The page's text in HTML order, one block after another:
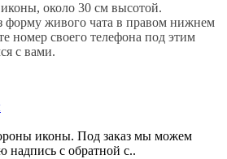
около 30 см высотой.
форму живого чата в правом нижнем
номер своего телефона под этим
с вами.
иконы. Под заказ мы можем
надпись с обратной с..